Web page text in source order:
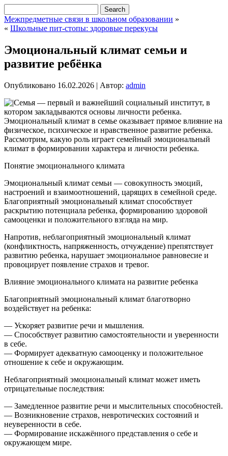
Межпредметные связи в школьном образовании »
« Школьные пит-стопы: здоровые перекусы
Эмоциональный климат семьи и
развитие ребёнка
Опубликовано 16.02.2026 | Автор: admin
Семья — первый и важнейший социальный институт, в
котором закладываются основы личности ребенка.
Эмоциональный климат в семье оказывает прямое влияние на
физическое, психическое и нравственное развитие ребенка.
Рассмотрим, какую роль играет семейный эмоциональный
климат в формировании характера и личности ребенка.
Понятие эмоционального климата
Эмоциональный климат семьи — совокупность эмоций,
настроений и взаимоотношений, царящих в семейной среде.
Благоприятный эмоциональный климат способствует
раскрытию потенциала ребенка, формированию здоровой
самооценки и положительного взгляда на мир.
Напротив, неблагоприятный эмоциональный климат
(конфликтность, напряженность, отчуждение) препятствует
развитию ребенка, нарушает эмоциональное равновесие и
провоцирует появление страхов и тревог.
Влияние эмоционального климата на развитие ребенка
Благоприятный эмоциональный климат благотворно
воздействует на ребенка:
— Ускоряет развитие речи и мышления.
— Способствует развитию самостоятельности и уверенности
в себе.
— Формирует адекватную самооценку и положительное
отношение к себе и окружающим.
Неблагоприятный эмоциональный климат может иметь
отрицательные последствия:
— Замедленное развитие речи и мыслительных способностей.
— Возникновение страхов, невротических состояний и
неуверенности в себе.
— Формирование искажённого представления о себе и
окружающем мире.